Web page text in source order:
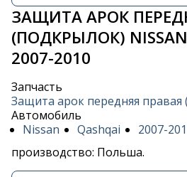
ЗАЩИТА АРОК
(ПОДКРЫЛОК) NISSAN
2007-2010
Запчасть
Защита арок передняя правая
Автомобиль
Nissan
Qashqai
2007-
производство: Польша.